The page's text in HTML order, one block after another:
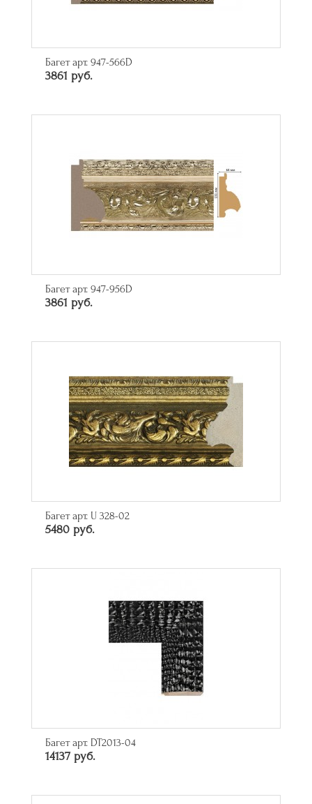
Багет арт. 947-566D
3861 руб.
Багет арт. 947-956D
3861 руб.
Багет арт. U 328-02
5480 руб.
Багет арт. DT2013-04
14137 руб.